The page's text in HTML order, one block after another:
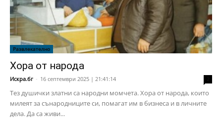
Развлекателно
Хора от народа
Искра.бг - 16 септември 2025 | 21:41:14
Тез душички златни са народни момчета. Хора от народа, които
милеят за сънародниците си, помагат им в бизнеса и в личните
дела. Да са живи...